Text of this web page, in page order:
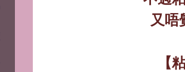
又唔
【